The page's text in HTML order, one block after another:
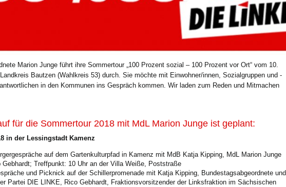
Marion Junge führt ihre Sommertour „100 Prozent sozial – 100 Prozent vor Ort“ vom 10.
Bautzen (Wahlkreis 53) durch. Sie möchte mit Einwohner/innen, Sozialgruppen und -
in den Kommunen ins Gespräch kommen. Wir laden zum Reden und Mitmachen
für die Sommertour 2018 mit MdL Marion Junge ist geplant:
in der Lessingstadt Kamenz
auf dem Gartenkulturpfad in Kamenz mit MdB Katja Kipping, MdL Marion Junge
Gebhardt; Treffpunkt: 10 Uhr an der Villa Weiße, Poststraße
und Picknick auf der Schillerpromenade mit Katja Kipping, Bundestagsabgeordnete und
Partei DIE LINKE, Rico Gebhardt, Fraktionsvorsitzender der Linksfraktion im Sächsischen